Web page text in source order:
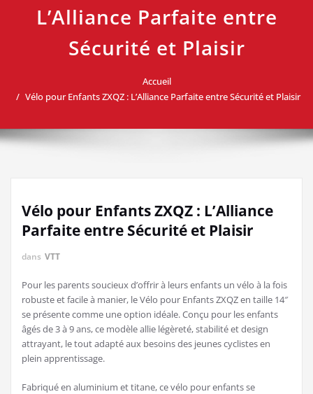
L’Alliance Parfaite entre
Sécurité et Plaisir
Accueil
Vélo pour Enfants ZXQZ : L’Alliance Parfaite entre Sécurité et Plaisir
Vélo pour Enfants ZXQZ : L’Alliance
Parfaite entre Sécurité et Plaisir
dans VTT
Pour les parents soucieux d’offrir à leurs enfants un vélo à la fois
robuste et facile à manier, le Vélo pour Enfants ZXQZ en taille 14″
se présente comme une option idéale. Conçu pour les enfants
âgés de 3 à 9 ans, ce modèle allie légèreté, stabilité et design
attrayant, le tout adapté aux besoins des jeunes cyclistes en
plein apprentissage.
Fabriqué en aluminium et titane, ce vélo pour enfants se